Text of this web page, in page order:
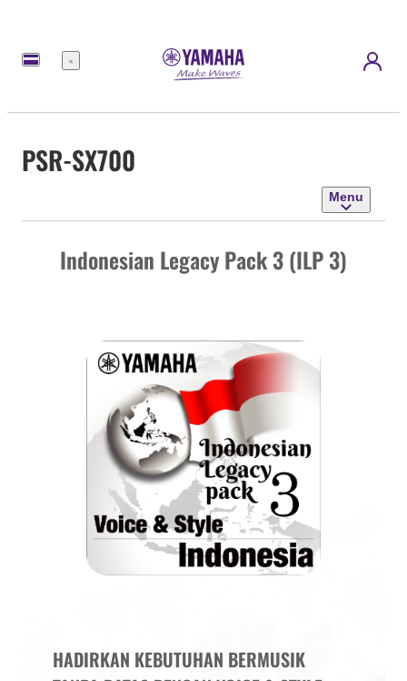
Menu
PSR-SX700
Menu
Indonesian Legacy Pack 3 (ILP 3)
HADIRKAN KEBUTUHAN BERMUSIK